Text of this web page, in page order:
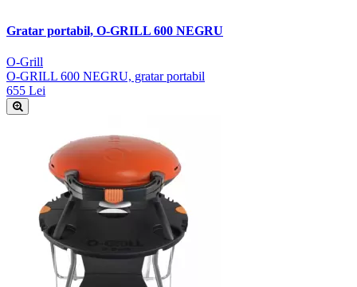
Gratar portabil, O-GRILL 600 NEGRU
O-Grill
O-GRILL 600 NEGRU, gratar portabil
655 Lei